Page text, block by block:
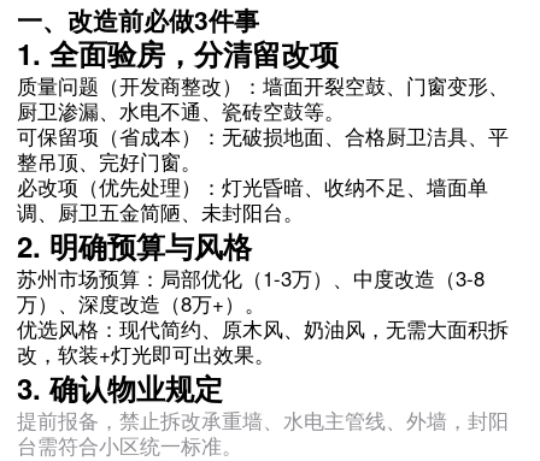
一、改造前必做3件事
1. 全面验房，分清留改项
质量问题（开发商整改）：墙面开裂空鼓、门窗变形、
厨卫渗漏、水电不通、瓷砖空鼓等。
可保留项（省成本）：无破损地面、合格厨卫洁具、平
整吊顶、完好门窗。
必改项（优先处理）：灯光昏暗、收纳不足、墙面单
调、厨卫五金简陋、未封阳台。
2. 明确预算与风格
苏州市场预算：局部优化（1-3万）、中度改造（3-8
万）、深度改造（8万+）。
优选风格：现代简约、原木风、奶油风，无需大面积拆
改，软装+灯光即可出效果。
3. 确认物业规定
提前报备，禁止拆改承重墙、水电主管线、外墙，封阳
台需符合小区统一标准。